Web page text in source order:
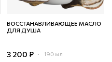
ВОССТАНАВЛИВАЮЩЕЕ МАСЛО
ДЛЯ ДУША
3 200 ₽ 190 мл